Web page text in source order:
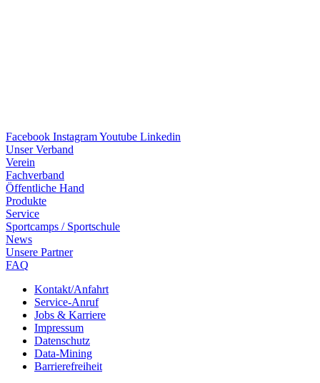
Facebook InstagramYoutube Linkedin
Unser Verband
Verein
Fach­ver­band
Öffent­li­che Hand
Produkte
Service
Sport­camps / Sportschule
News
Unsere Part­ner
FAQ
Kontakt/​​Anfahrt
Service-Anruf
Jobs & Karriere
Impres­sum
Daten­schutz
Data-Mining
Barrie­re­frei­heit